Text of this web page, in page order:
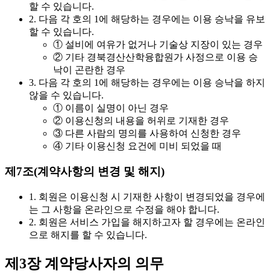
할 수 있습니다.
2. 다음 각 호의 1에 해당하는 경우에는 이용 승낙을 유보
할 수 있습니다.
① 설비에 여유가 없거나 기술상 지장이 있는 경우
② 기타 경북경산산학융합원가 사정으로 이용 승
낙이 곤란한 경우
3. 다음 각 호의 1에 해당하는 경우에는 이용 승낙을 하지
않을 수 있습니다.
① 이름이 실명이 아닌 경우
② 이용신청의 내용을 허위로 기재한 경우
③ 다른 사람의 명의를 사용하여 신청한 경우
④ 기타 이용신청 요건에 미비 되었을 때
제7조(계약사항의 변경 및 해지)
1. 회원은 이용신청 시 기재한 사항이 변경되었을 경우에
는 그 사항을 온라인으로 수정을 해야 합니다.
2. 회원은 서비스 가입을 해지하고자 할 경우에는 온라인
으로 해지를 할 수 있습니다.
제3장 계약당사자의 의무